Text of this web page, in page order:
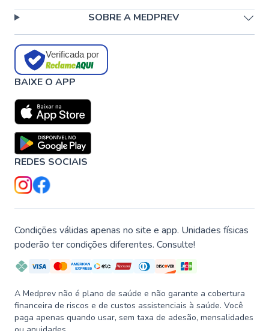
SOBRE A MEDPREV
Verificada por
BAIXE O APP
REDES SOCIAIS
Condições válidas apenas no site e app. Unidades físicas
poderão ter condições diferentes. Consulte!
A Medprev não é plano de saúde e não garante a cobertura
financeira de riscos e de custos assistenciais à saúde. Você
paga apenas quando usar, sem taxa de adesão, mensalidades